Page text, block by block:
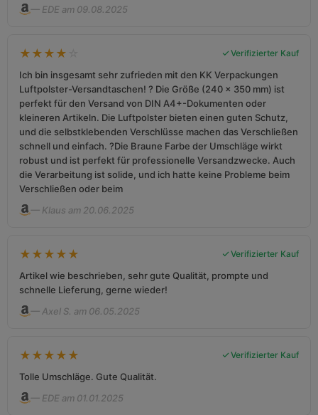
— EDE am 09.08.2025
★ ★ ★ ★ Verifizierter Kauf
Ich bin insgesamt sehr zufrieden mit den KK Verpackungen
Luftpolster-Versandtaschen! ? Die Größe (240 x 350 mm) ist
perfekt für den Versand von DIN A4+-Dokumenten oder
kleineren Artikeln. Die Luftpolster bieten einen guten Schutz,
und die selbstklebenden Verschlüsse machen das Verschließen
schnell und einfach. ?Die Braune Farbe der Umschläge wirkt
robust und ist perfekt für professionelle Versandzwecke. Auch
die Verarbeitung ist solide, und ich hatte keine Probleme beim
Verschließen oder beim
— Klaus am 20.06.2025
★ ★ ★ ★ ★ Verifizierter Kauf
Artikel wie beschrieben, sehr gute Qualität, prompte und
schnelle Lieferung, gerne wieder!
— Axel S. am 06.05.2025
★ ★ ★ ★ ★ Verifizierter Kauf
Tolle Umschläge. Gute Qualität.
— EDE am 01.01.2025